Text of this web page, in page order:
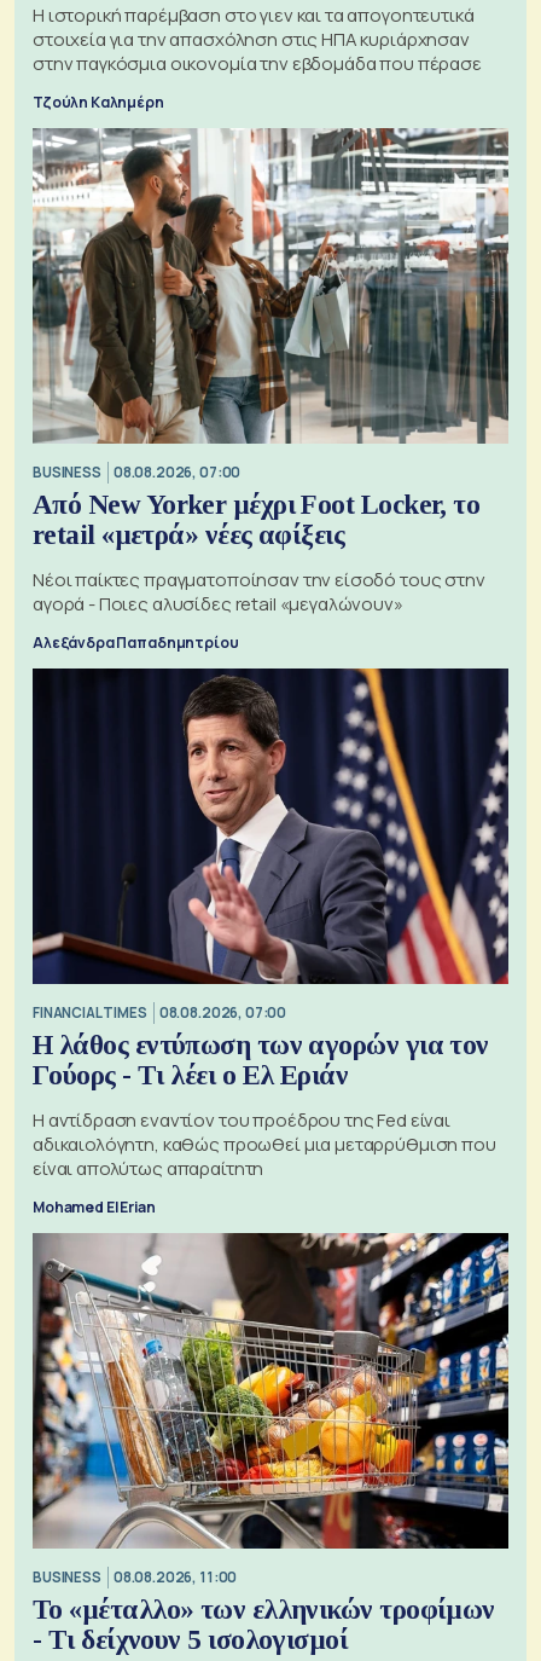
Η ιστορική παρέμβαση στο γιεν και τα απογοητευτικά
στοιχεία για την απασχόληση στις ΗΠΑ κυριάρχησαν
στην παγκόσμια οικονομία την εβδομάδα που πέρασε
Τζούλη Καλημέρη
BUSINESS 08.08.2026, 07:00
Από New Yorker μέχρι Foot Locker, το
retail «μετρά» νέες αφίξεις
Νέοι παίκτες πραγματοποίησαν την είσοδό τους στην
αγορά - Ποιες αλυσίδες retail «μεγαλώνουν»
Αλεξάνδρα Παπαδημητρίου
FINANCIAL TIMES 08.08.2026, 07:00
Η λάθος εντύπωση των αγορών για τον
Γούορς - Τι λέει ο Ελ Εριάν
Η αντίδραση εναντίον του προέδρου της Fed είναι
αδικαιολόγητη, καθώς προωθεί μια μεταρρύθμιση που
είναι απολύτως απαραίτητη
Mohamed El Erian
BUSINESS 08.08.2026, 11:00
Το «μέταλλο» των ελληνικών τροφίμων
- Τι δείχνουν 5 ισολογισμοί